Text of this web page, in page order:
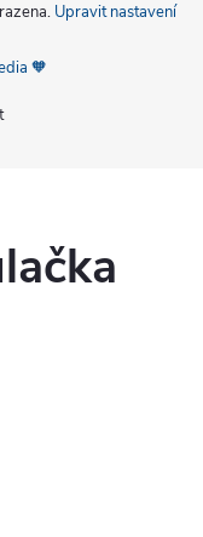
Upravit nastavení
🧡